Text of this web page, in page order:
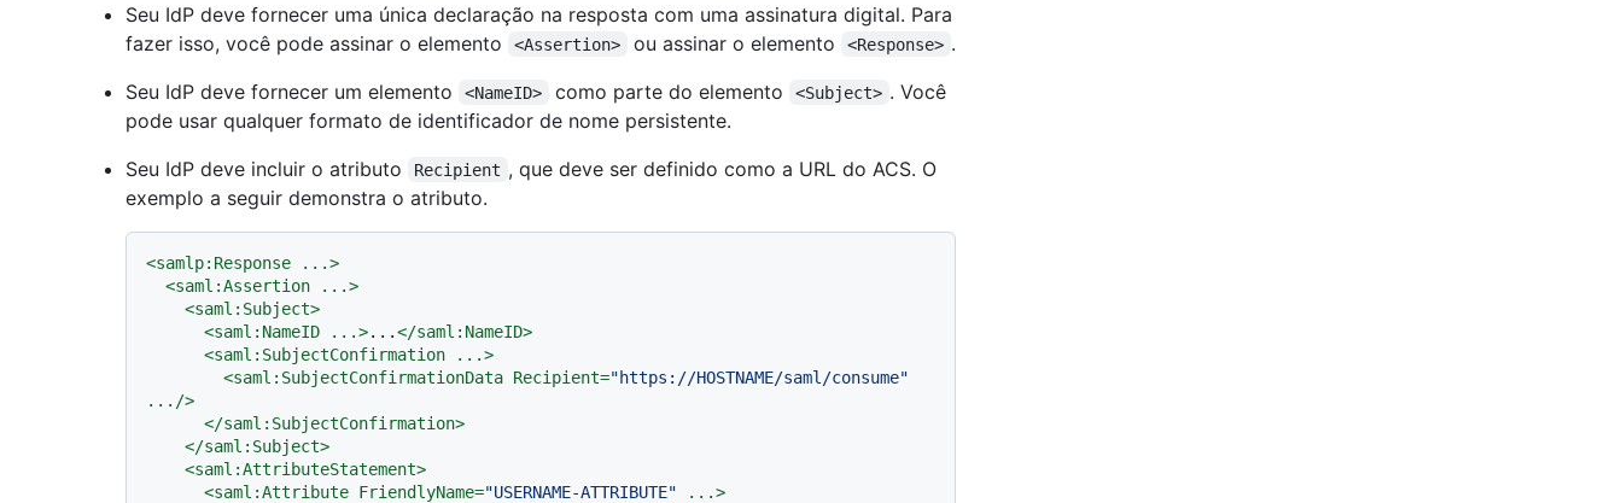
Seu IdP deve fornecer uma única declaração na resposta com uma assinatura digital. Para
fazer isso, você pode assinar o elemento
<Assertion> ou assinar o elemento <Response> .
Seu IdP deve fornecer um elemento
<NameID> como parte do elemento <Subject> . Você
pode usar qualquer formato de identificador de nome persistente.
Seu IdP deve incluir o atributo
Recipient , que deve ser definido como a URL do ACS. O
exemplo a seguir demonstra o atributo.
<samlp:Response ...>
<saml:Assertion ...>
<saml:Subject>
<saml:NameID ...>...</saml:NameID>
<saml:SubjectConfirmation ...>
<saml:SubjectConfirmationData Recipient="https://HOSTNAME/saml/consume"
... />
</saml:SubjectConfirmation>
</saml:Subject>
<saml:AttributeStatement>
<saml:Attribute FriendlyName="USERNAME-ATTRIBUTE" ...>